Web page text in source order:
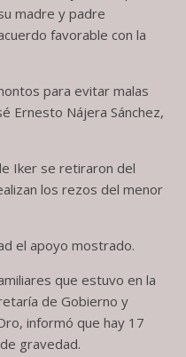
madre y padre
favorable con la
para evitar malas
Ernesto Nájera Sánchez,
Iker se retiraron del
los rezos del menor
el apoyo mostrado.
que estuvo en la
de Gobierno y
informó que hay 17
gravedad.